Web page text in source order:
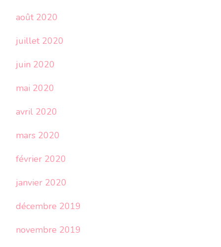
août 2020
juillet 2020
juin 2020
mai 2020
avril 2020
mars 2020
février 2020
janvier 2020
décembre 2019
novembre 2019